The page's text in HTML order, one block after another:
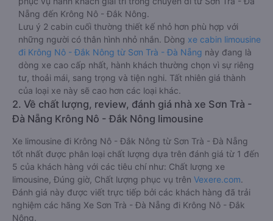
Nẵng đến Krông Nô - Đắk Nông.
Lưu ý 2 cabin cuối thường thiết kế nhỏ hơn phù hợp với
những người có thân hình nhỏ nhắn. Dòng xe cabin limousine
đi Krông Nô - Đắk Nông từ Sơn Trà - Đà Nẵng này đang là
dòng xe cao cấp nhất, hành khách thường chọn vì sự riêng
tư, thoải mái, sang trọng và tiện nghi. Tất nhiên giá thành
của loại xe này sẽ cao hơn các loại khác.
2. Về chất lượng, review, đánh giá nhà xe Sơn Trà -
Đà Nẵng Krông Nô - Đắk Nông limousine
Xe limousine đi Krông Nô - Đắk Nông từ Sơn Trà - Đà Nẵng
tốt nhất được phân loại chất lượng dựa trên đánh giá từ 1 đến
5 của khách hàng với các tiêu chí như: Chất lượng xe
limousine, Đúng giờ, Chất lượng phục vụ trên Vexere.com.
Đánh giá này được viết trực tiếp bởi các khách hàng đã trải
nghiệm các hãng Xe Sơn Trà - Đà Nẵng đi Krông Nô - Đắk
Nông.